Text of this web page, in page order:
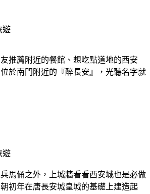
遊
推薦附近的餐館、想吃點道地的西安
於南門附近的『醉長安』，光聽名字就
遊
馬俑之外，上城牆看看西安城也是必做
初年在唐長安城皇城的基礎上建造起